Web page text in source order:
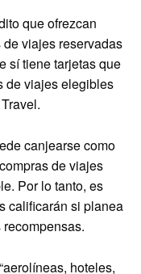
que ofrezcan
viajes reservadas
sí tiene tarjetas que
de viajes elegibles
canjearse como
de viajes
Por lo tanto, es
calificarán si planea
hoteles,